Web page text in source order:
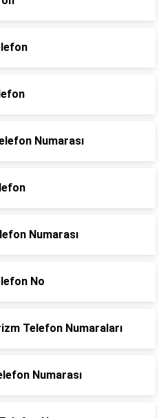
Numarası
Numarası
No
Telefon Numaraları
Numarası